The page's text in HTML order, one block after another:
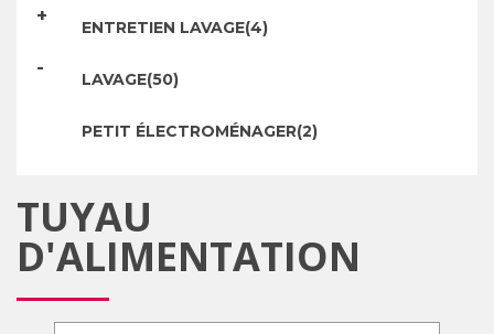
ENTRETIEN LAVAGE(4)
LAVAGE(50)
PETIT ÉLECTROMÉNAGER(2)
TUYAU
D'ALIMENTATION